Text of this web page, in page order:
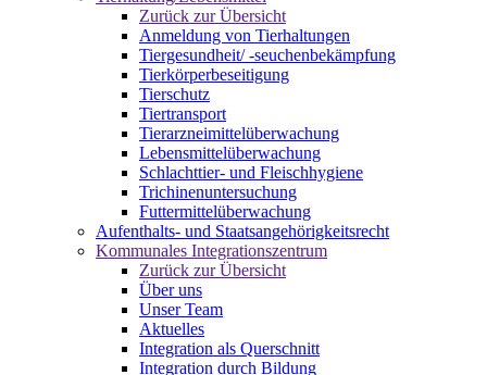
Zurück zur Übersicht
Anmeldung von Tierhaltungen
Tiergesundheit/ -seuchenbekämpfung
Tierkörperbeseitigung
Tierschutz
Tiertransport
Tierarzneimittelüberwachung
Lebensmittelüberwachung
Schlachttier- und Fleischhygiene
Trichinenuntersuchung
Futtermittelüberwachung
Aufenthalts- und Staatsangehörigkeitsrecht
Kommunales Integrationszentrum
Zurück zur Übersicht
Über uns
Unser Team
Aktuelles
Integration als Querschnitt
Integration durch Bildung